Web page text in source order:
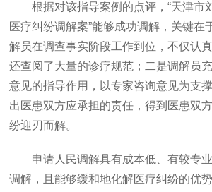
根据对该指导案例的点评，“天津市
医疗纠纷调解案”能够成功调解，关键在
解员在调查事实阶段工作到位，不仅认
还查阅了大量的诊疗规范；二是调解员
意见的指导作用，以专家咨询意见为支
出医患双方应承担的责任，得到医患双
纷迎刃而解。
申请人民调解具有成本低、有较专
调解，且能够缓和地化解医疗纠纷的优